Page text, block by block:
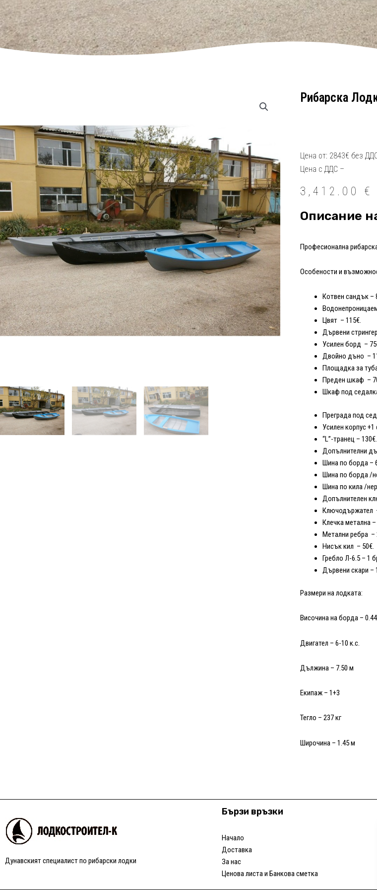
Рибарска
Цена от: 2843€ без
Цена с ДДС –
3,412.00 €
Описание
Професионална
Особености и
Котвен сандък –
Цвят – 115€.
Дървени
Усилен борд –
Двойно дъно –
Площадка за
Преден шкаф –
Шкаф под
Преграда под
Усилен корпус +1
“L”-транец – 130€.
Допълнителни
Шина по борда –
Шина по борда /
Шина по кила /
Допълнителен
Ключодържател
Клечка метална –
Метални ребра –
Нисък кил – 50€.
Гребло Л-6.5 – 1
Дървени скари –
Размери на лодката:
Височина на борда –
Двигател – 6-10 к.с.
Дължина – 7.50 м
Екипаж – 1+3
Тегло – 237 кг
Широчина – 1.45 м
Дунавският специалист по рибарски лодки
Бързи връзки
Начало
Доставка
За нас
Ценова листа и Банкова сметка